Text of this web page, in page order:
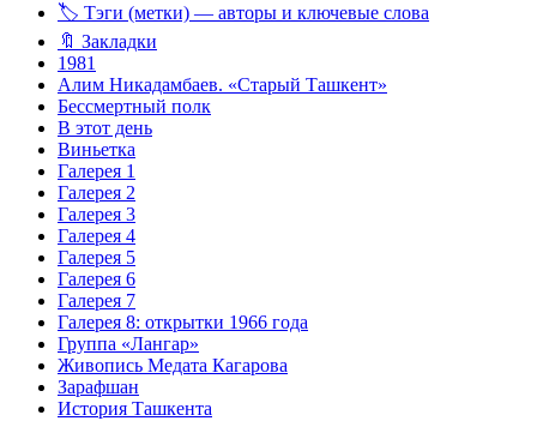
🏷️ Тэги (метки) — авторы и ключевые слова
🔖 Закладки
1981
Алим Никадамбаев. «Старый Ташкент»
Бессмертный полк
В этот день
Виньетка
Галерея 1
Галерея 2
Галерея 3
Галерея 4
Галерея 5
Галерея 6
Галерея 7
Галерея 8: открытки 1966 года
Группа «Лангар»
Живопись Медата Кагарова
Зарафшан
История Ташкента